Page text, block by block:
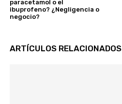
paracetamol o el
ibuprofeno? ¿Negligencia o
negocio?
ARTÍCULOS RELACIONADOS